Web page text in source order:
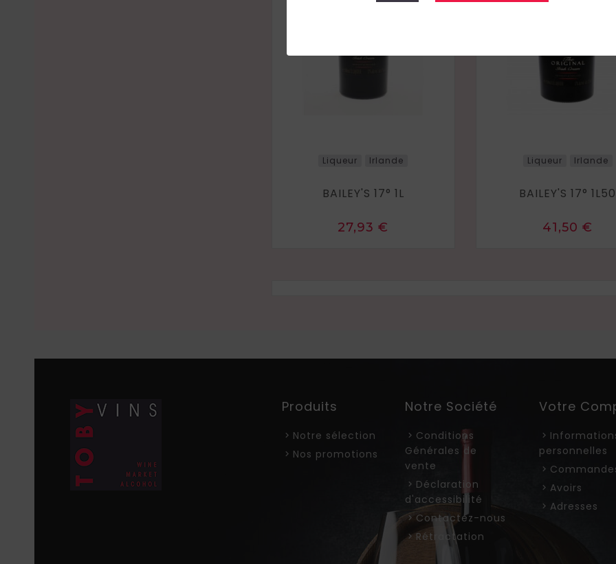
Liqueur Irlande
BAILEY'S 17° 1L
Prix
27,93 €
Liqueur Irlande
BAILEY'S 17° 1L50
Prix
41,50 €
Produits
Notre sélection
Nos promotions
Notre Société
Conditions
Générales de
vente
Déclaration
d'accessibilité
Contactez-nous
Rétractation
Votre
personnelles
Avoirs
Adresses